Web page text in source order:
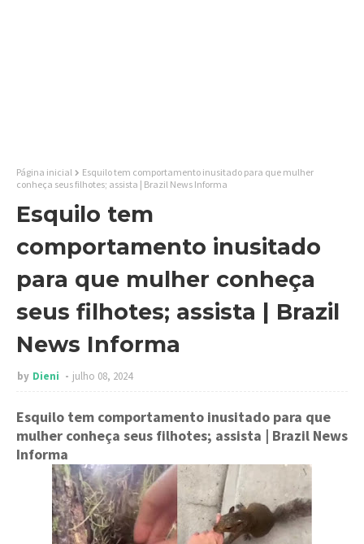
Página inicial
Esquilo tem comportamento inusitado para que mulher
conheça seus filhotes; assista | Brazil News Informa
Esquilo tem
comportamento inusitado
para que mulher conheça
seus filhotes; assista | Brazil
News Informa
by Dieni julho 08, 2024
Esquilo tem comportamento inusitado para que
mulher conheça seus filhotes; assista | Brazil News
Informa